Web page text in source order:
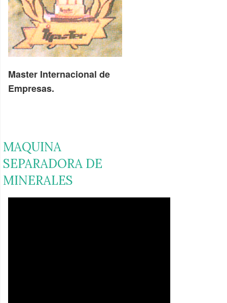
Master Internacional de
Empresas.
MAQUINA
SEPARADORA DE
MINERALES